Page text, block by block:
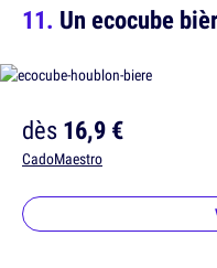
Un ecocube
dès16,9 €
CadoMaestro